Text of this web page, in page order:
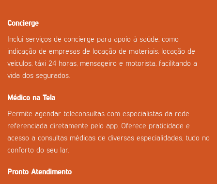
Concierge
Inclui serviços de concierge para apoio à saúde, como
indicação de empresas de locação de materiais, locação de
veículos, táxi 24 horas, mensageiro e motorista, facilitando a
vida dos segurados.
Médico na Tela
Permite agendar teleconsultas com especialistas da rede
referenciada diretamente pelo app. Oferece praticidade e
acesso a consultas médicas de diversas especialidades, tudo no
conforto do seu lar.
Pronto Atendimento